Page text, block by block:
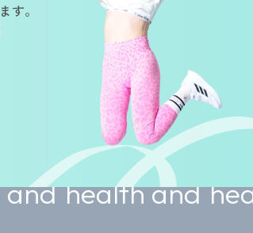
す。
Sustainable
and health